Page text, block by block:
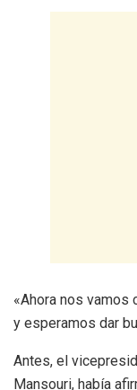
«Ahora nos
y esperamos dar
Antes, el
Mansouri, había